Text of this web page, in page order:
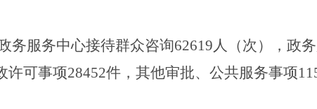
务服务中心接待群众咨询62619人 （次 ），政
许可事项28452件， 其他审批、 公共服务事项